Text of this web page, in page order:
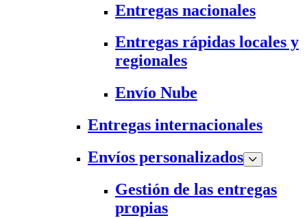
Entregas nacionales
Entregas rápidas locales y
regionales
Envío Nube
Entregas internacionales
Envíos personalizados
Gestión de las entregas
propias